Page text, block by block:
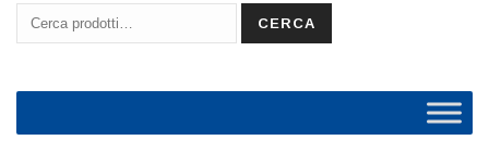
Cerca:
CERCA